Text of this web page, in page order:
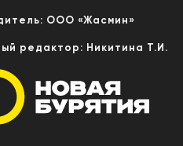
ООО «Жасмин»
редактор: Никитина Т.И.